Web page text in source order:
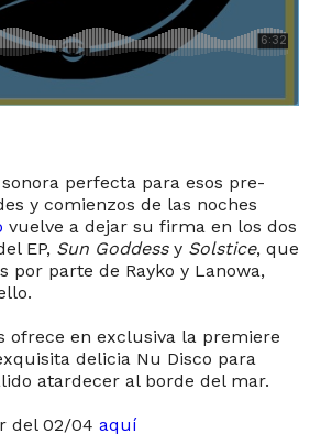
perfecta para esos pre-
y comienzos de las noches
vuelve a dejar su firma en los dos
EP, Sun Goddessy Solstice, que
por parte de Rayko y Lanowa,
ofrece en exclusiva la premiere
delicia Nu Disco para
atardecer al borde del mar.
del 02/04 aquí